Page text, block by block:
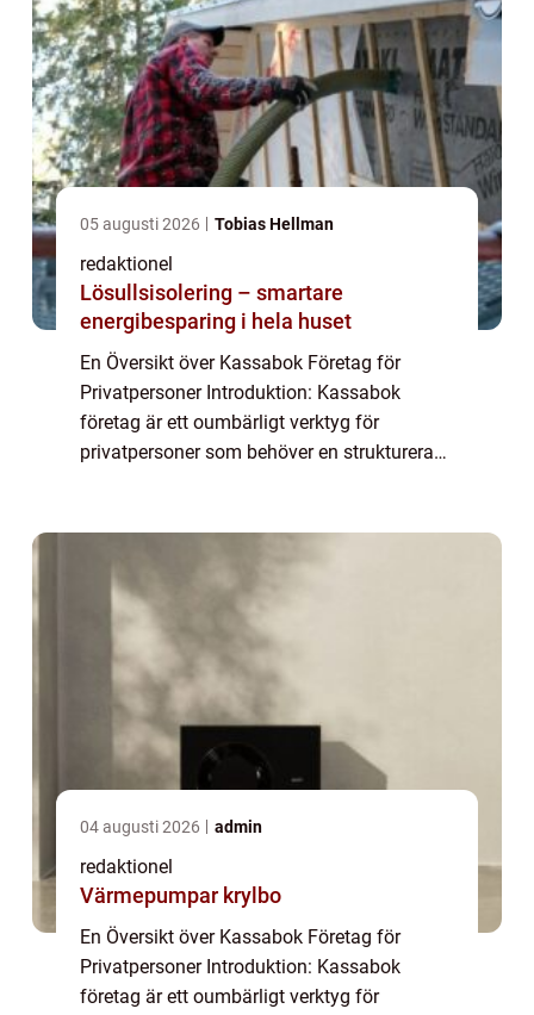
05 augusti 2026 Tobias Hellman
redaktionel
Lösullsisolering – smartare
energibesparing i hela huset
En Översikt över Kassabok Företag för
Privatpersoner Introduktion: Kassabok
företag är ett oumbärligt verktyg för
privatpersoner som behöver en strukturerad,
04 augusti 2026 admin
redaktionel
Värmepumpar krylbo
En Översikt över Kassabok Företag för
Privatpersoner Introduktion: Kassabok
företag är ett oumbärligt verktyg för